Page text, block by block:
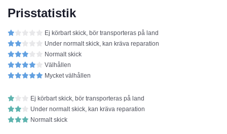
Prisstatistik
Ej körbart skick, bör transporteras på land
Under normalt skick, kan kräva reparation
Normalt skick
Välhållen
Mycket välhållen
Ej körbart skick, bör transporteras på land
Under normalt skick, kan kräva reparation
Normalt skick